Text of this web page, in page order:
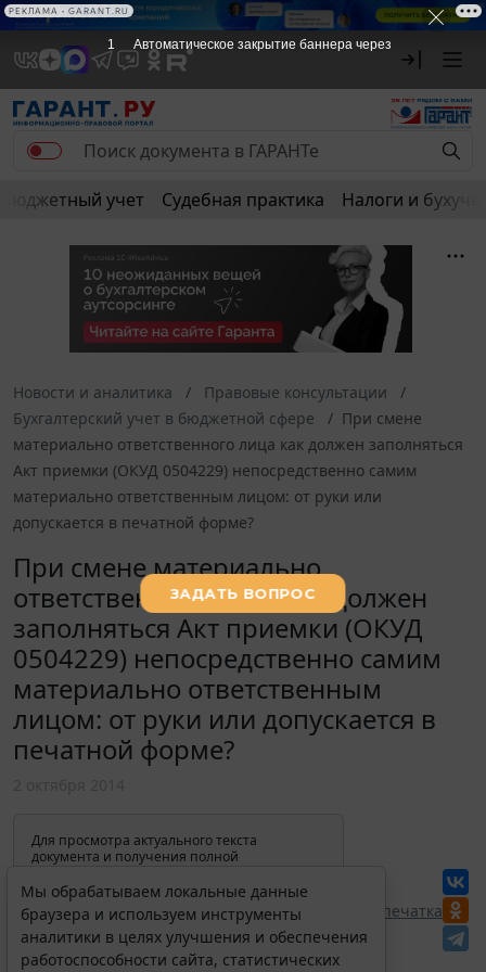
РЕКЛАМА
Бюджетный учет Судебная практика Налоги и
Новости и аналитика
Правовые консультации
Бухгалтерский учет в бюджетной сфере
При смене
материально ответственного лица как должен заполняться
Акт приемки (ОКУД 0504229) непосредственно самим
материально ответственным лицом: от руки или
допускается в печатной форме?
При смене материально
ответственного лица как должен
заполняться Акт приемки (ОКУД
0504229) непосредственно самим
материально ответственным
лицом: от руки или допускается в
печатной форме?
Для просмотра актуального текста
документа и получения полной
изменениях и порядке применения
документа, воспользуйтесь поиском в
Интернет-версии системы ГАРАНТ:
Перепечатка
Мы обрабатываем локальные данные
браузера и используем инструменты
аналитики в целях улучшения и обеспечения
работоспособности сайта, статистических
1 Автоматическое закрытие баннера через
РЕКЛАМА • GARANT.RU